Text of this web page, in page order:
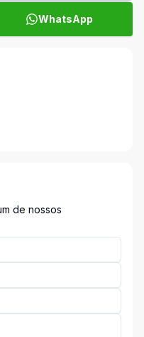
WhatsApp
de nossos